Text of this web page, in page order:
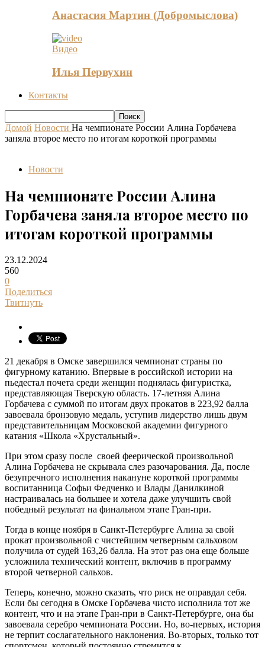
Анастасия Мартин (Добромыслова)
Видео
Илья Первухин
Контакты
Домой Новости На чемпионате России Алина Горбачева
заняла второе место по итогам короткой программы
Новости
На чемпионате России Алина
Горбачева заняла второе место по
итогам короткой программы
23.12.2024
560
0
Поделиться
Твитнуть
21 декабря в Омске завершился чемпионат страны по
фигурному катанию. Впервые в российской истории на
пьедестал почета среди женщин поднялась фигуристка,
представляющая Тверскую область. 17-летняя Алина
Горбачева с суммой по итогам двух прокатов в 223,92 балла
завоевала бронзовую медаль, уступив лидерство лишь двум
представительницам Московской академии фигурного
катания «Школа «Хрустальный».
При этом сразу после своей феерической произвольной
Алина Горбачева не скрывала слез разочарования. Да, после
безупречного исполнения накануне короткой программы
воспитанница Софьи Федченко и Влады Данилкиной
настраивалась на большее и хотела даже улучшить свой
победный результат на финальном этапе Гран-при.
Тогда в конце ноября в Санкт-Петербурге Алина за свой
прокат произвольной с чистейшим четверным сальховом
получила от судей 163,26 балла. На этот раз она еще больше
усложнила технический контент, включив в программу
второй четверной сальхов.
Теперь, конечно, можно сказать, что риск не оправдал себя.
Если бы сегодня в Омске Горбачева чисто исполнила тот же
контент, что и на этапе Гран-при в Санкт-Петербурге, она бы
завоевала серебро чемпионата России. Но, во-первых, история
не терпит сослагательного наклонения. Во-вторых, только тот